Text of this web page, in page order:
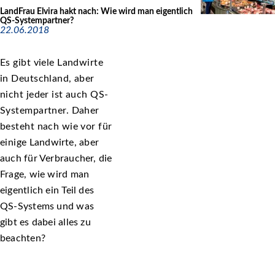
LandFrau Elvira hakt nach: Wie wird man eigentlich
QS-Systempartner?
22.06.2018
Es gibt viele Landwirte
in Deutschland, aber
nicht jeder ist auch QS-
Systempartner. Daher
besteht nach wie vor für
einige Landwirte, aber
auch für Verbraucher, die
Frage, wie wird man
eigentlich ein Teil des
QS-Systems und was
gibt es dabei alles zu
beachten?